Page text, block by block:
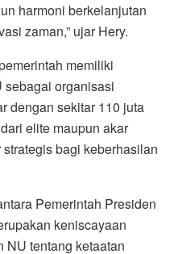
harmoni berkelanjutan
zaman,” ujar Hery.
memiliki
sebagai organisasi
dengan sekitar 110 juta
elite maupun akar
bagi keberhasilan
Pemerintah Presiden
keniscayaan
NU tentang ketaatan